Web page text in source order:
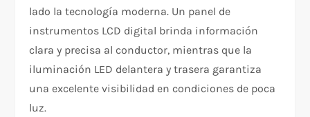
lado la tecnología moderna. Un panel de
instrumentos LCD digital brinda información
clara y precisa al conductor, mientras que la
iluminación LED delantera y trasera garantiza
una excelente visibilidad en condiciones de poca
luz.